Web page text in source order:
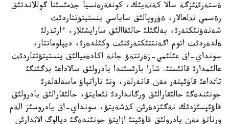
ةستةرئثئزگة سالا كةتةيئك، كونفةرةنسيا جذمئسئنا گوللاندتئق
رةسمي تذلعالار، ةؤروپالئق ساياسي ينستيتؤتتاردئث
شةنةؤنئكتةرئ، بةلگئلئ حالئقاالئق ساراپشئلار، ءارتذرلئ
ةلدةردئث اتوم اگةنتتئكتةرئنئث وكئلدةرئ، ديپلوماتتار،
سونداي-اق عئلئمي-زةرتتةؤ جانة اكادةميالئق ينستيتؤتتاردئث
عالئمدارئ قاتئستئ. شارا بارئسئندا يادرولئق سالاداعئ بذگئنگئ
تاثداعئ قاؤئپتةر مةن قاتةرلةر، ونئ تاراتپاؤ ماسةلةلةرئ
جونئندةگئ حالئقارالئق ورگانداردئ نئعايتؤ، حالئقارالئق يادرولئق
قاؤئپسئزدئك نةگئزدةرئن كذشةيتؤ، سونداي-اق يادروسئز الةم
ورناتؤ مةن يادرولئق قاؤئپتئ ازايتؤ جونئندةگئ ديالوگ الاثدارئن